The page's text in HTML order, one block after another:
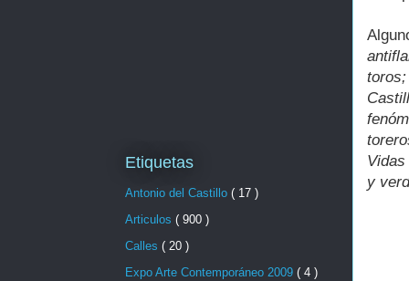
y
Etiquetas
Antonio del Castillo ( 17 )
Articulos ( 900 )
Calles ( 20 )
Expo Arte Contemporáneo 2009 ( 4 )